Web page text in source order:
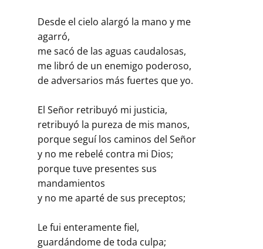
Desde el cielo alargó la mano y me
agarró,
me sacó de las aguas caudalosas,
me libró de un enemigo poderoso,
de adversarios más fuertes que yo.
El Señor retribuyó mi justicia,
retribuyó la pureza de mis manos,
porque seguí los caminos del Señor
y no me rebelé contra mi Dios;
porque tuve presentes sus
mandamientos
y no me aparté de sus preceptos;
Le fui enteramente fiel,
guardándome de toda culpa;